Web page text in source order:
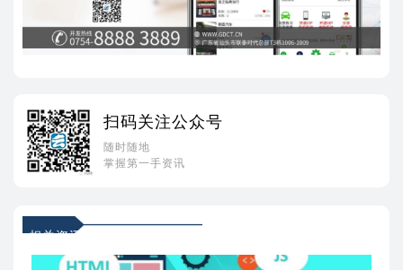
扫码关注公众号
随时随地
掌握第一手资讯
相关资讯